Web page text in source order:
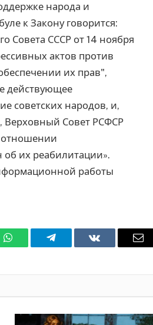
народа и
к Закону говорится:
Совета СССР от 14 ноября
актов против
их прав",
действующее
советских народов, и,
Верховный Совет РСФСР
отношении
их реабилитации».
работы
WhatsAppТелеграммВКонтакте